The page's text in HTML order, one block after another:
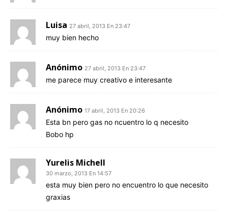
Luisa 27 abril, 2013 En 23:47
muy bien hecho
Anónimo 27 abril, 2013 En 23:47
me parece muy creativo e interesante
Anónimo 17 abril, 2013 En 20:26
Esta bn pero gas no ncuentro lo q necesito
Bobo hp
Yurelis Michell
30 marzo, 2013 En 14:57
esta muy bien pero no encuentro lo que necesito
graxias